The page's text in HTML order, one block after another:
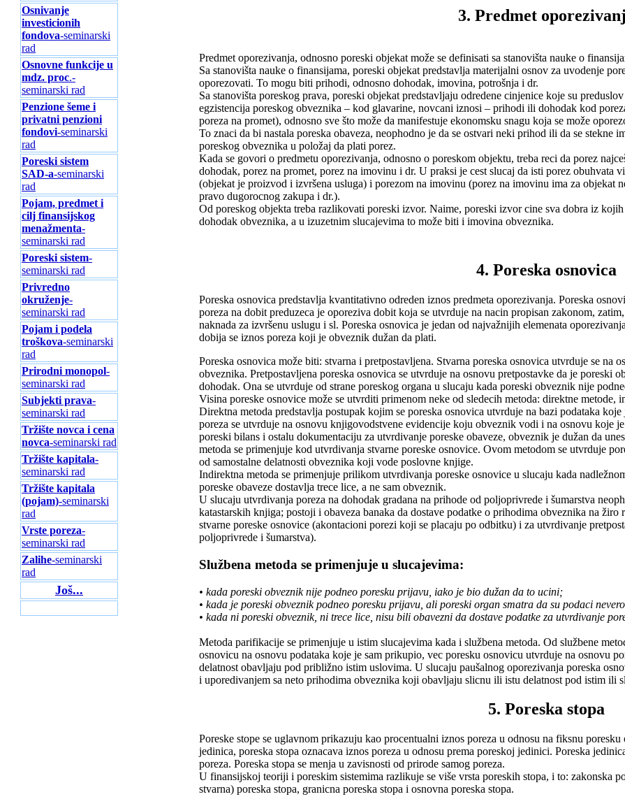
Osnivanje
investicionih
fondova-seminarski
rad
Osnovne funkcije u
mdz. proc.-
seminarski rad
Penzione šeme i
privatni penzioni
fondovi-seminarski
rad
Poreski sistem
SAD-a-seminarski
rad
Pojam, predmet i
cilj finansijskog
menažmenta-
seminarski rad
Poreski sistem-
seminarski rad
Privredno
okruženje-
seminarski rad
Pojam i podela
troškova-seminarski
rad
Prirodni monopol-
seminarski rad
Subjekti prava-
seminarski rad
Tržište novca i cena
novca-seminarski rad
Tržište kapitala-
seminarski rad
Tržište kapitala
(pojam)-seminarski
rad
Vrste poreza-
seminarski rad
Zalihe-seminarski
rad
Još...
3. Predmet
Predmet oporezivanja, odnosno poreski objekat može se definisati sa stanovišta nauke o
Sa stanovišta nauke o finansijama, poreski objekat predstavlja materijalni osnov za uvodenje
oporezovati. To mogu biti prihodi, odnosno dohodak, imovina, potrošnja i dr.
Sa stanovišta poreskog prava, poreski objekat predstavljaju odredene cinjenice koje su
egzistencija poreskog obveznika – kod glavarine, novcani iznosi – prihodi ili dohodak kod
poreza na promet), odnosno sve što može da manifestuje ekonomsku snagu koja se može
To znaci da bi nastala poreska obaveza, neophodno je da se ostvari neki prihod ili da se stekne
poreskog obveznika u položaj da plati porez.
Kada se govori o predmetu oporezivanja, odnosno o poreskom objektu, treba reci da porez
dohodak, porez na promet, porez na imovinu i dr. U praksi je cest slucaj da isti porez obuhvata
(objekat je proizvod i izvršena usluga) i porezom na imovinu (porez na imovinu ima za objekat
pravo dugorocnog zakupa i dr.).
Od poreskog objekta treba razlikovati poreski izvor. Naime, poreski izvor cine sva dobra iz
dohodak obveznika, a u izuzetnim slucajevima to može biti i imovina obveznika.
4. Poreska osnovica
Poreska osnovica predstavlja kvantitativno odreden iznos predmeta oporezivanja. Poreska
poreza na dobit preduzeca je oporeziva dobit koja se utvrduje na nacin propisan zakonom,
naknada za izvršenu uslugu i sl. Poreska osnovica je jedan od najvažnijih elemenata
dobija se iznos poreza koji je obveznik dužan da plati.
Poreska osnovica može biti: stvarna i pretpostavljena. Stvarna poreska osnovica utvrduje se na
obveznika. Pretpostavljena poreska osnovica se utvrduje na osnovu pretpostavke da je poreski
dohodak. Ona se utvrduje od strane poreskog organa u slucaju kada poreski obveznik nije
Visina poreske osnovice može se utvrditi primenom neke od sledecih metoda: direktne metode,
Direktna metoda predstavlja postupak kojim se poreska osnovica utvrduje na bazi podataka
poreza se utvrduje na osnovu knjigovodstvene evidencije koju obveznik vodi i na osnovu koje
poreski bilans i ostalu dokumentaciju za utvrdivanje poreske obaveze, obveznik je dužan da
metoda se primenjuje kod utvrdivanja stvarne poreske osnovice. Ovom metodom se utvrduje
od samostalne delatnosti obveznika koji vode poslovne knjige.
Indirektna metoda se primenjuje prilikom utvrdivanja poreske osnovice u slucaju kada
poreske obaveze dostavlja trece lice, a ne sam obveznik.
U slucaju utvrdivanja poreza na dohodak gradana na prihode od poljoprivrede i šumarstva
katastarskih knjiga; postoji i obaveza banaka da dostave podatke o prihodima obveznika na
stvarne poreske osnovice (akontacioni porezi koji se placaju po odbitku) i za utvrdivanje
poljoprivrede i šumarstva).
Službena metoda se primenjuje u slucajevima:
• kada poreski obveznik nije podneo poresku prijavu, iako je bio dužan da to ucini;
• kada je poreski obveznik podneo poresku prijavu, ali poreski organ smatra da su podaci
• kada ni poreski obveznik, ni trece lice, nisu bili obavezni da dostave podatke za utvrdivanje
Metoda parifikacije se primenjuje u istim slucajevima kada i službena metoda. Od službene
osnovicu na osnovu podataka koje je sam prikupio, vec poresku osnovicu utvrduje na osnovu
delatnost obavljaju pod približno istim uslovima. U slucaju paušalnog oporezivanja poreska
i uporedivanjem sa neto prihodima obveznika koji obavljaju slicnu ili istu delatnost pod istim ili
5. Poreska stopa
Poreske stope se uglavnom prikazuju kao procentualni iznos poreza u odnosu na fiksnu
jedinica, poreska stopa oznacava iznos poreza u odnosu prema poreskoj jedinici. Poreska
poreza. Poreska stopa se menja u zavisnosti od prirode samog poreza.
U finansijskoj teoriji i poreskim sistemima razlikuje se više vrsta poreskih stopa, i to: zakonska
stvarna) poreska stopa, granicna poreska stopa i osnovna poreska stopa.